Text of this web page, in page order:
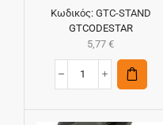
Κωδικός: GTC-STAND
GTCODESTAR
5,77€